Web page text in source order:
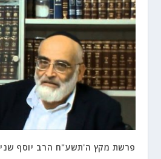
פרשת מקץ ה'תשע"ח הרב יוסף שני